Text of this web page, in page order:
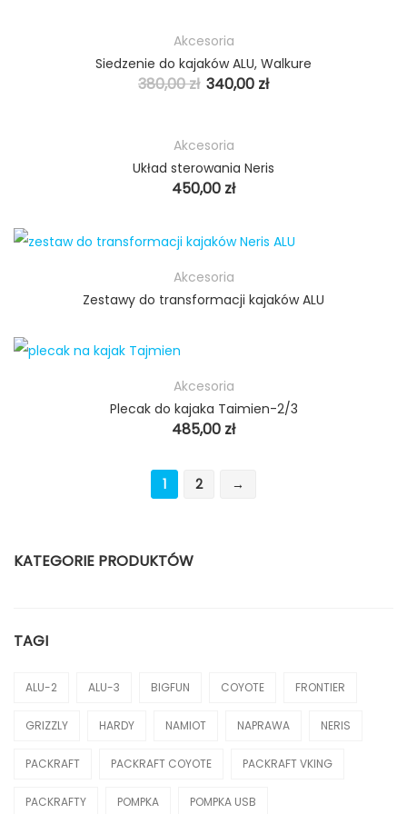
Akcesoria
Siedzenie do kajaków ALU, Walkure
380,00zł 340,00 zł
Akcesoria
Układ sterowania Neris
450,00 zł
Akcesoria
Zestawy do transformacji kajaków ALU
Akcesoria
Plecak do kajaka Taimien-2/3
485,00 zł
1 2 →
KATEGORIE PRODUKTÓW
Kajaki
Kajaki Hybrydowe
TAGI
ALU-2 ALU-3 BIGFUN COYOTE FRONTIER
GRIZZLY HARDY NAMIOT NAPRAWA NERIS
PACKRAFT PACKRAFT COYOTE PACKRAFT VKING
PACKRAFTY POMPKA POMPKA USB